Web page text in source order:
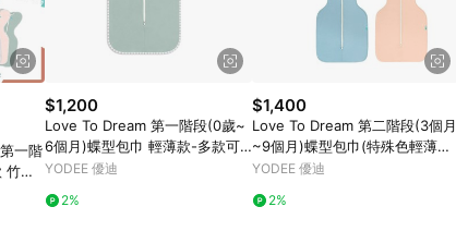
一階
竹纖
$1,200
Love To Dream 第一階段(0歲~
6個月)蝶型包巾 輕薄款-多款可
選
YODEE 優迪
2%
$1,400
Love To Dream 第二階段(3個月
~9個月)蝶型包巾(特殊色輕薄款)
-多款可選
YODEE 優迪
2%